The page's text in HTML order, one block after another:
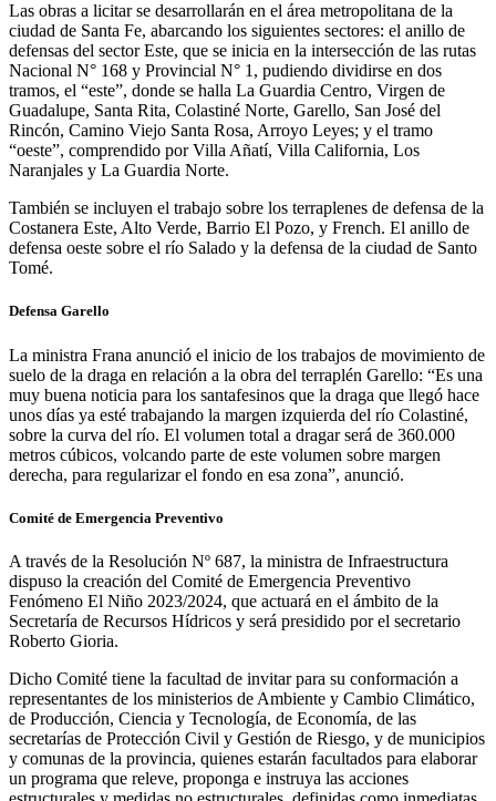
Las obras a licitar se desarrollarán en el área metropolitana de la
ciudad de Santa Fe, abarcando los siguientes sectores: el anillo de
defensas del sector Este, que se inicia en la intersección de las rutas
Nacional N° 168 y Provincial N° 1, pudiendo dividirse en dos
tramos, el “este”, donde se halla La Guardia Centro, Virgen de
Guadalupe, Santa Rita, Colastiné Norte, Garello, San José del
Rincón, Camino Viejo Santa Rosa, Arroyo Leyes; y el tramo
“oeste”, comprendido por Villa Añatí, Villa California, Los
Naranjales y La Guardia Norte.
También se incluyen el trabajo sobre los terraplenes de defensa de la
Costanera Este, Alto Verde, Barrio El Pozo, y French. El anillo de
defensa oeste sobre el río Salado y la defensa de la ciudad de Santo
Tomé.
Defensa Garello
La ministra Frana anunció el inicio de los trabajos de movimiento de
suelo de la draga en relación a la obra del terraplén Garello: “Es una
muy buena noticia para los santafesinos que la draga que llegó hace
unos días ya esté trabajando la margen izquierda del río Colastiné,
sobre la curva del río. El volumen total a dragar será de 360.000
metros cúbicos, volcando parte de este volumen sobre margen
derecha, para regularizar el fondo en esa zona”, anunció.
Comité de Emergencia Preventivo
A través de la Resolución Nº 687, la ministra de Infraestructura
dispuso la creación del Comité de Emergencia Preventivo
Fenómeno El Niño 2023/2024, que actuará en el ámbito de la
Secretaría de Recursos Hídricos y será presidido por el secretario
Roberto Gioria.
Dicho Comité tiene la facultad de invitar para su conformación a
representantes de los ministerios de Ambiente y Cambio Climático,
de Producción, Ciencia y Tecnología, de Economía, de las
secretarías de Protección Civil y Gestión de Riesgo, y de municipios
y comunas de la provincia, quienes estarán facultados para elaborar
un programa que releve, proponga e instruya las acciones